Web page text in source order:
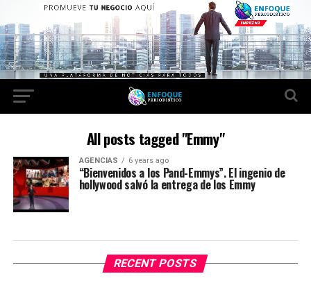
All posts tagged "Emmy"
AGENCIAS 6 years ago
“Bienvenidos a los Pand-Emmys”. El ingenio de
hollywood salvó la entrega de los Emmy
RECENT POSTS